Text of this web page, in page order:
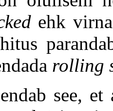
ehk
rolling
see,